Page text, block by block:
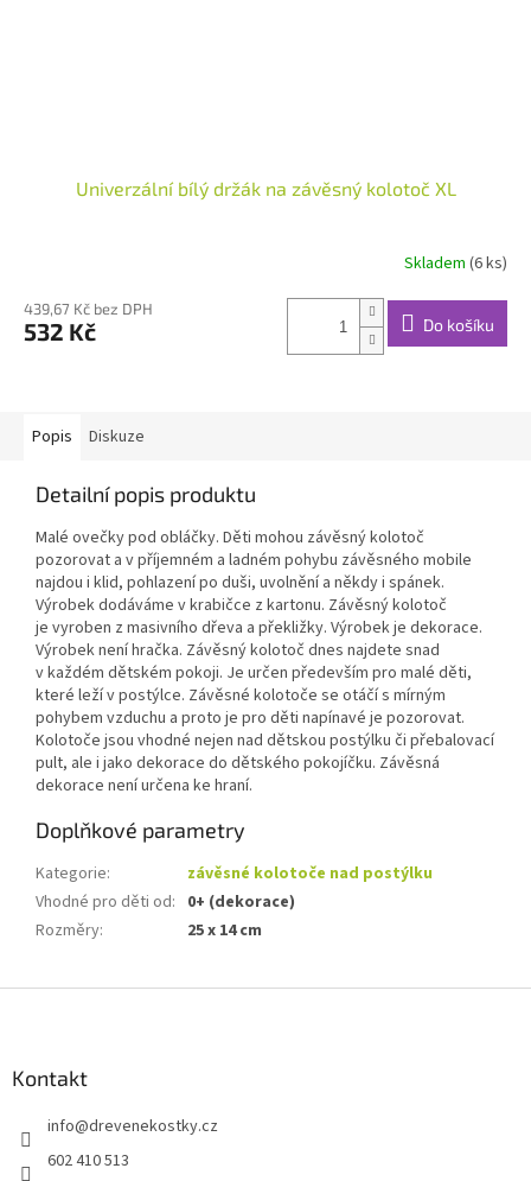
Univerzální bílý držák na závěsný kolotoč XL
Skladem (6 ks)
439,67 Kč bez DPH
532 Kč Do košíku
Popis Diskuze
Detailní popis produktu
Malé ovečky pod obláčky. Děti mohou závěsný kolotoč
pozorovat a v příjemném a ladném pohybu závěsného mobile
najdou i klid, pohlazení po duši, uvolnění a někdy i spánek.
Výrobek dodáváme v krabičce z kartonu. Závěsný kolotoč
je vyroben z masivního dřeva a překližky. Výrobek je dekorace.
Výrobek není hračka. Závěsný kolotoč dnes najdete snad
v každém dětském pokoji. Je určen především pro malé děti,
které leží v postýlce. Závěsné kolotoče se otáčí s mírným
pohybem vzduchu a proto je pro děti napínavé je pozorovat.
Kolotoče jsou vhodné nejen nad dětskou postýlku či přebalovací
pult, ale i jako dekorace do dětského pokojíčku. Závěsná
dekorace není určena ke hraní.
Doplňkové parametry
Kategorie:
závěsné kolotoče nad postýlku
Vhodné pro děti od: 0+ (dekorace)
Rozměry: 25 x 14 cm
Kontakt
info@drevenekostky.cz
602 410 513